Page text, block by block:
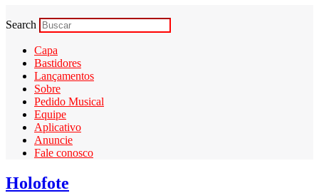
Search
Capa
Bastidores
Lançamentos
Sobre
Pedido Musical
Equipe
Aplicativo
Anuncie
Fale conosco
Holofote